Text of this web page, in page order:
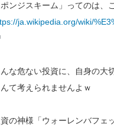
ンジスキーム」ってのは、
ja.wikipedia.org/wiki/
な危ない投資に、自身の大
て考えられませんよｗ
の神様「ウォーレンバフェ